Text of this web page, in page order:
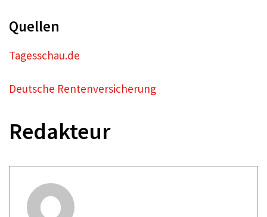
Quellen
Tagesschau.de
Deutsche Rentenversicherung
Redakteur